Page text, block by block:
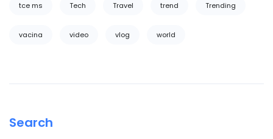
tce ms Tech Travel trend Trending
vacina video vlog world
Search